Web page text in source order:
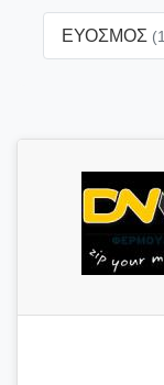
ΕΥΟΣΜΟΣ